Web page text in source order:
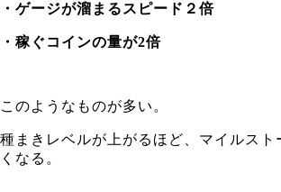
・ゲージが溜まるスピード２倍
・稼ぐコインの量が2倍
このようなものが多い。
種まきレベルが上がるほど、マイルスト
くなる。